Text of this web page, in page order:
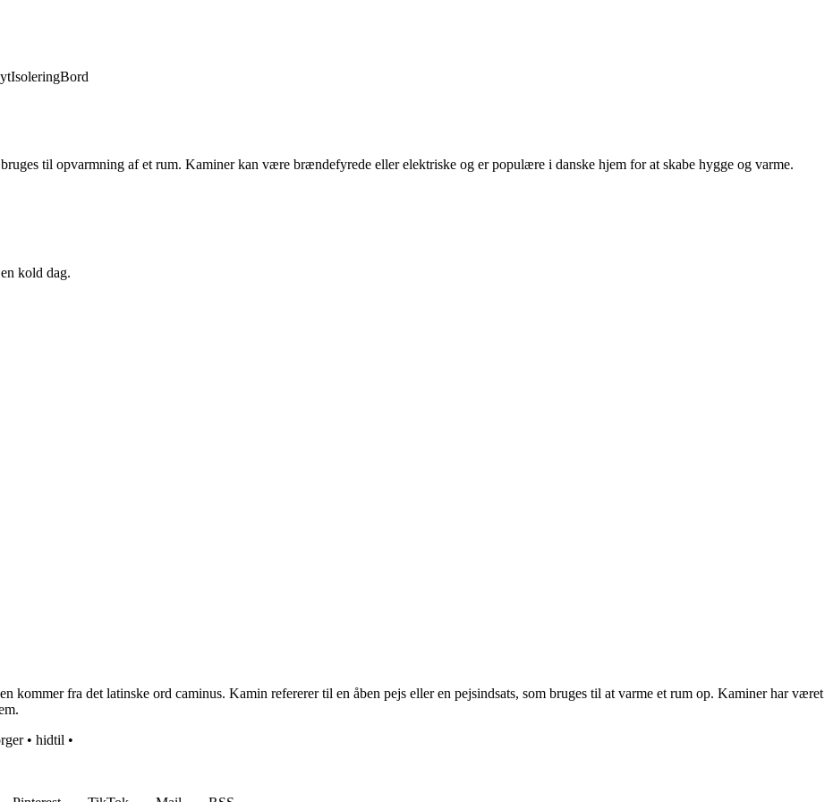
IsoleringBord
til opvarmning af et rum. Kaminer kan være brændefyrede eller elektriske og er populære i danske hjem for at skabe hygge og varme.
kold dag.
kommer fra det latinske ord caminus. Kamin refererer til en åben pejs eller en pejsindsats, som bruges til at varme et rum op. Kaminer har været
• hidtil •